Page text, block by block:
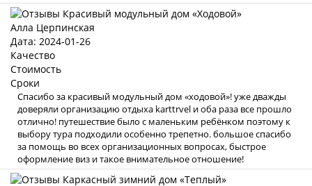
Алла Церпинская
Дата: 2024-01-26
Качество
Стоимость
Сроки
Спасибо за красивый модульный дом «ходовой»! уже дважды
доверяли организацию отдыха karttrvel и оба раза все прошло
отлично! путешествие было с маленьким ребёнком поэтому к
выбору тура подходили особенно трепетно. большое спасибо
за помощь во всех организационных вопросах, быстрое
оформление виз и такое внимательное отношение!